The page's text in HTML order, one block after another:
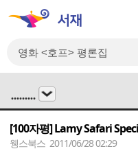
.........
[100자평] Lamy Safari
웽스북스 2011/06/28 02:29